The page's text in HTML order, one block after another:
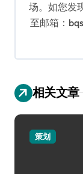
场。如您发
至邮箱：
相关文章
策划